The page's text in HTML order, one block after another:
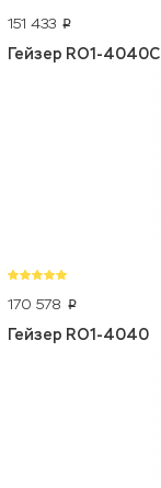
151 433 p
Гейзер RO1-4040C
170 578 p
Гейзер RO1-4040